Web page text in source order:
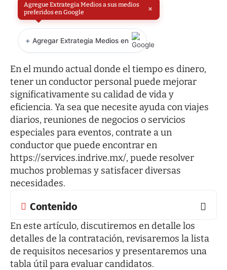
Agregue Extrategia Medios a sus medios
preferidos en Google
×
+ Agregar Extrategia Medios en
En el mundo actual donde el tiempo es dinero,
tener un conductor personal puede mejorar
significativamente su calidad de vida y
eficiencia. Ya sea que necesite ayuda con viajes
diarios, reuniones de negocios o servicios
especiales para eventos, contrate a un
conductor que puede encontrar en
https://services.indrive.mx/, puede resolver
muchos problemas y satisfacer diversas
necesidades.
Contenido
En este artículo, discutiremos en detalle los
detalles de la contratación, revisaremos la lista
de requisitos necesarios y presentaremos una
tabla útil para evaluar candidatos.